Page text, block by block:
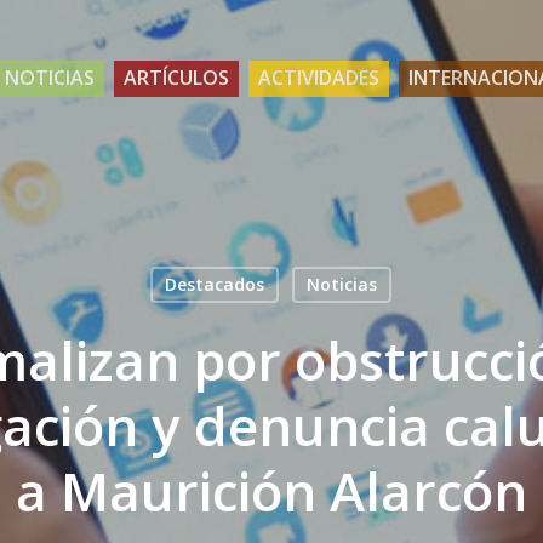
NOTICIAS ARTÍCULOS ACTIVIDADES
Destacados Noticias
por
y denuncia
a Maurición Alarcón